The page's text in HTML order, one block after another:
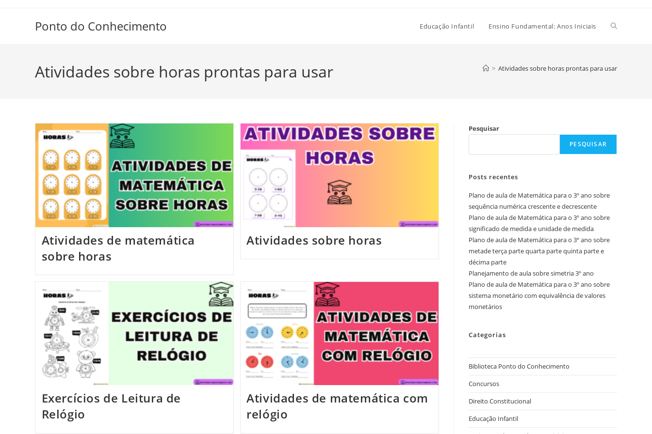
Ponto do Conhecimento Educação Infantil Ensino Fundamental: Anos Iniciais Alternar
site
Atividades sobre horas prontas para usar > Atividades sobre horas prontas para usar
Atividades de matemática
sobre horas
Atividades sobre horas
Exercícios de Leitura de
Relógio
Atividades de matemática com
relógio
Pesquisar
PESQUISAR
Posts recentes
Plano de aula de Matemática para o 3º ano sobre
sequência numérica crescente e decrescente
Plano de aula de Matemática para o 3º ano sobre
significado de medida e unidade de medida
Plano de aula de Matemática para o 3º ano sobre
metade terça parte quarta parte quinta parte e
décima parte
Planejamento de aula sobre simetria 3º ano
Plano de aula de Matemática para o 3º ano sobre
sistema monetário com equivalência de valores
monetários
Categorias
Biblioteca Ponto do Conhecimento
Concursos
Direito Constitucional
Educação Infantil